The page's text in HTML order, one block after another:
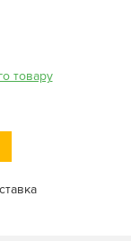
товару